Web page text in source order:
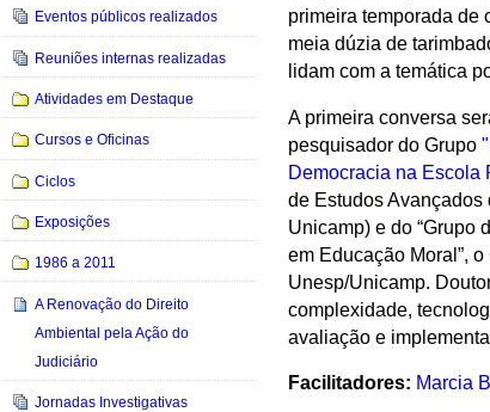
primeira temporada de
meia dúzia de
lidam com a temática
A primeira conversa
pesquisador do Grupo
Democracia na Escola
de Estudos
Unicamp) e do “Grupo
em Educação Moral”,
Unesp/Unicamp.
complexidade,
avaliação e
Facilitadores: Marcia
Eventos públicos realizados
Reuniões internas realizadas
Atividades em Destaque
Cursos e Oficinas
Ciclos
Exposições
1986 a 2011
A Renovação do Direito
Ambiental pela Ação do
Judiciário
Jornadas Investigativas